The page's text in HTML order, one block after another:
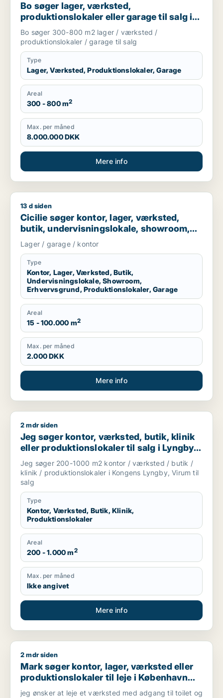
Bo søger lager, værksted,
produktionslokaler eller garage til salg i
Nordsjælland
Bo søger 300-800 m2 lager / værksted /
produktionslokaler / garage til salg
Type
Lager, Værksted, Produktionslokaler, Garage
Areal
300 - 800 m2
Max. per måned
8.000.000 DKK
Mere info
Cicilie søger kontor, lager, værksted, butik,
13 d siden
Cicilie søger kontor, lager, værksted,
butik, undervisningslokale, showroom,
erhvervsgrund, produktionslokaler eller
garage til leje i Region Sjælland eller
Nordsjælland
Lager / garage / kontor
Type
Kontor, Lager, Værksted, Butik,
Undervisningslokale, Showroom,
Erhvervsgrund, Produktionslokaler, Garage
Areal
15 - 100.000 m2
Max. per måned
2.000 DKK
Mere info
Jeg søger kontor, værksted, butik, klinik eller
2 mdr siden
Jeg søger kontor, værksted, butik, klinik
eller produktionslokaler til salg i Lyngby-
Taarbæk
Jeg søger 200-1000 m2 kontor / værksted / butik /
klinik / produktionslokaler i Kongens Lyngby, Virum til
salg
Type
Kontor, Værksted, Butik, Klinik,
Produktionslokaler
Areal
200 - 1.000 m2
Max. per måned
Ikke angivet
Mere info
Mark søger kontor, lager, værksted eller produktionslokaler
2 mdr siden
Mark søger kontor, lager, værksted eller
produktionslokaler til leje i København
NV, Brønshøj eller Herlev m.fl.
jeg ønsker at leje et værksted med adgang til toilet og